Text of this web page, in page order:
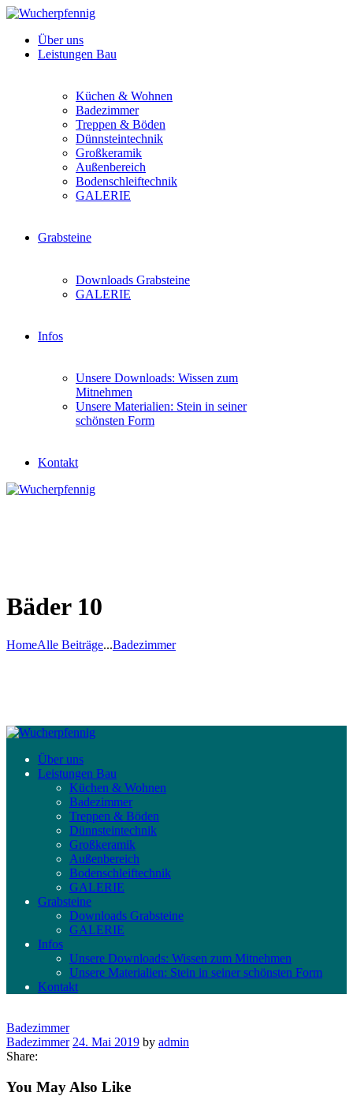
Über uns
Leistungen Bau
Küchen & Wohnen
Badezimmer
Treppen & Böden
Dünnsteintechnik
Großkeramik
Außenbereich
Bodenschleiftechnik
GALERIE
Grabsteine
Downloads Grabsteine
GALERIE
Infos
Unsere Downloads: Wissen zum
Mitnehmen
Unsere Materialien: Stein in seiner
schönsten Form
Kontakt
Bäder 10
HomeAlle Beiträge...BadezimmerBäder 10
Über uns
Leistungen Bau
Küchen & Wohnen
Badezimmer
Treppen & Böden
Dünnsteintechnik
Großkeramik
Außenbereich
Bodenschleiftechnik
GALERIE
Grabsteine
Downloads Grabsteine
GALERIE
Infos
Unsere Downloads: Wissen zum Mitnehmen
Unsere Materialien: Stein in seiner schönsten Form
Kontakt
Badezimmer
Badezimmer 24. Mai 2019 by admin
Share:
You May Also Like